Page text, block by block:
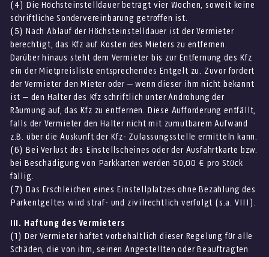
(4) Die Höchsteinstelldauer beträgt vier Wochen, soweit keine
schriftliche Sondervereinbarung getroffen ist.
(5) Nach Ablauf der Höchsteinstelldauer ist der Vermieter
berechtigt, das Kfz auf Kosten des Mieters zu entfernen.
Darüber hinaus steht dem Vermieter bis zur Entfernung des Kfz
ein der Mietpreisliste entsprechendes Entgelt zu. Zuvor fordert
der Vermieter den Mieter oder – wenn dieser ihm nicht bekannt
ist – den Halter des Kfz schriftlich unter Androhung der
Räumung auf, das Kfz zu entfernen. Diese Aufforderung entfällt,
falls der Vermieter den Halter nicht mit zumutbarem Aufwand
z.B. über die Auskunft der Kfz- Zulassungsstelle ermitteln kann.
(6) Bei Verlust des Einstellscheines oder der Ausfahrtkarte bzw.
bei Beschädigung von Parkkarten werden 50,00 € pro Stück
fällig.
(7) Das Erschleichen eines Einstellplatzes ohne Bezahlung des
Parkentgeltes wird straf- und zivilrechtlich verfolgt (s.a. VIII).
III. Haftung des Vermieters
(1) Der Vermieter haftet vorbehaltlich dieser Regelung für alle
Schäden, die von ihm, seinen Angestellten oder Beauftragten